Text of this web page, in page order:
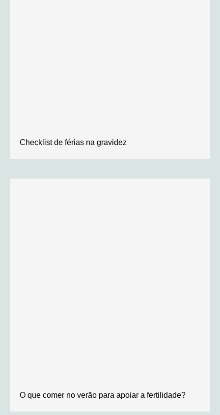
Checklist de férias na gravidez
O que comer no verão para apoiar a fertilidade?